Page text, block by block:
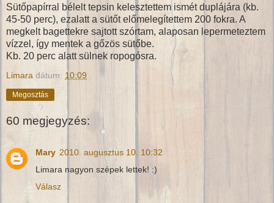
Sütőpapírral bélelt tepsin kelesztettem ismét duplájára (kb.
45-50 perc), ezalatt a sütőt előmelegítettem 200 fokra. A
megkelt bagettekre sajtott szórtam, alaposan lepermeteztem
vízzel, így mentek a gőzös sütőbe.
Kb. 20 perc alatt sülnek ropogósra.
Limara dátum: 10:09
Megosztás
60 megjegyzés:
Mary 2010. augusztus 10. 10:32
Limara nagyon szépek lettek! :)
Válasz